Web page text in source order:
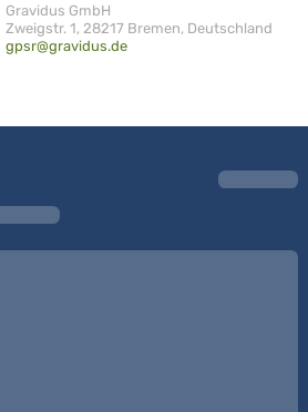
Gravidus GmbH
Zweigstr. 1, 28217 Bremen, Deutschland
gpsr@gravidus.de